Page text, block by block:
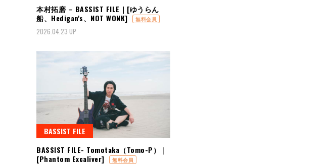
本村拓磨 – BASSIST FILE｜[ゆうらん
船、Hedigan's、NOT WONK]
無料会員
2026.04.23 UP
BASSIST FILE
BASSIST FILE- Tomotaka（Tomo-P）｜
[Phantom Excaliver]
無料会員